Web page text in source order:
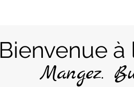
Mangez.
Bienvenue